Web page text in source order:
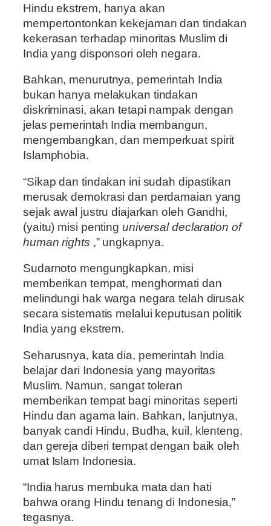
Hindu ekstrem, hanya akan
mempertontonkan kekejaman dan tindakan
kekerasan terhadap minoritas Muslim di
India yang disponsori oleh negara.
Bahkan, menurutnya, pemerintah India
bukan hanya melakukan tindakan
diskriminasi, akan tetapi nampak dengan
jelas pemerintah India membangun,
mengembangkan, dan memperkuat spirit
Islamphobia.
“Sikap dan tindakan ini sudah dipastikan
merusak demokrasi dan perdamaian yang
sejak awal justru diajarkan oleh Gandhi,
(yaitu) misi penting universal declaration of
human rights ,” ungkapnya.
Sudarnoto mengungkapkan, misi
memberikan tempat, menghormati dan
melindungi hak warga negara telah dirusak
secara sistematis melalui keputusan politik
India yang ekstrem.
Seharusnya, kata dia, pemerintah India
belajar dari Indonesia yang mayoritas
Muslim. Namun, sangat toleran
memberikan tempat bagi minoritas seperti
Hindu dan agama lain. Bahkan, lanjutnya,
banyak candi Hindu, Budha, kuil, klenteng,
dan gereja diberi tempat dengan baik oleh
umat Islam Indonesia.
“India harus membuka mata dan hati
bahwa orang Hindu tenang di Indonesia,”
tegasnya.